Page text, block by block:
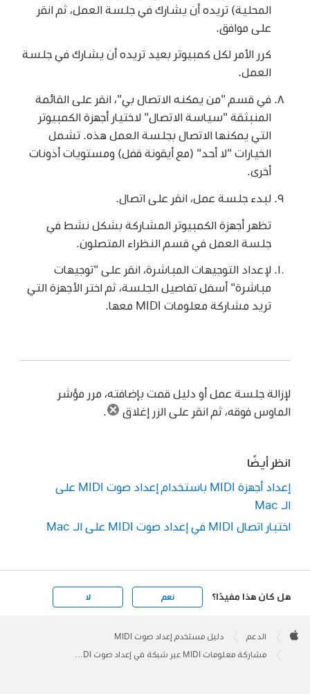
المحلية) تريده أن يشارك في جلسة العمل، ثم انقر
على موافق.
كرر الأمر لكل كمبيوتر بعيد تريده أن يشارك في جلسة
العمل.
في قسم "من يمكنه الاتصال بي"، انقر على القائمة
المنبثقة "سياسة الاتصال" لاختيار أجهزة الكمبيوتر
التي يمكنها الاتصال بجلسة العمل هذه. تشمل
الخيارات "لا أحد" (مع أيقونة قفل) ومستويات أذونات
أخرى.
لبدء جلسة عمل، انقر على اتصال.
تظهر أجهزة الكمبيوتر المشاركة بشكل نشط في
جلسة العمل في قسم النظراء المتصلون.
لإعداد التوجيهات المباشرة، انقر على "توجيهات
مباشرة" أسفل تفاصيل الجلسة، ثم اختر الأجهزة التي
تريد مشاركة معلومات MIDI معها.
لإزالة جلسة عمل أو دليل قمت بإضافته، مرر مؤشر
الماوس فوقه، ثم انقر على الزر إغلاق
انظر أيضًا
إعداد أجهزة MIDI باستخدام إعداد صوت MIDI على
الـ Mac
اختبار اتصال MIDI في إعداد صوت MIDI على الـ Mac
هل كان هذا مفيدًا؟ نعم لا
Footer

الدعم دليل مستخدم إعداد صوت MIDI